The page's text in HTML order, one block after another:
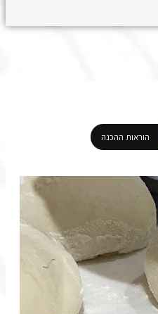
הוראות ההכנה